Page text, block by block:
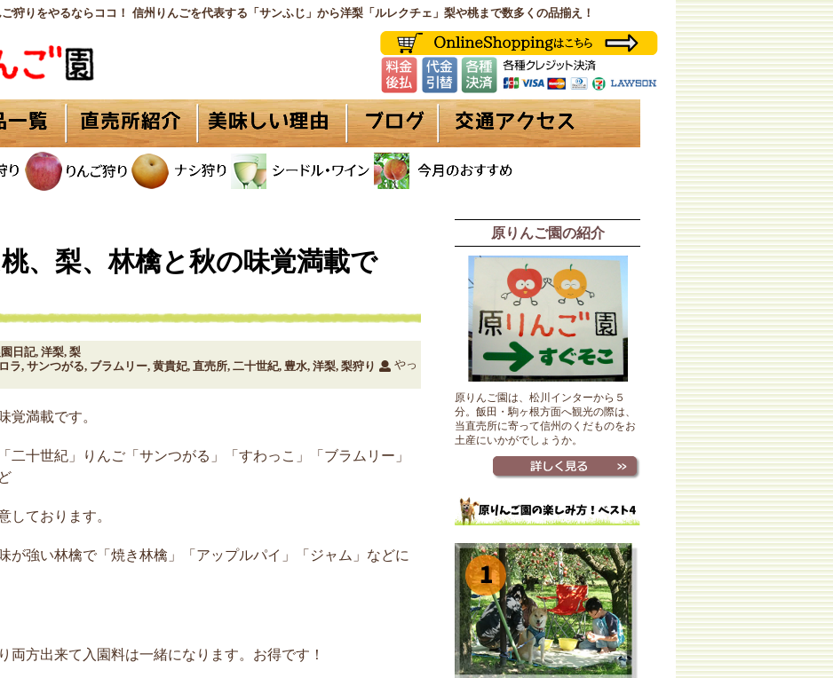
狩りをやるならココ！ 信州りんごを代表する「サンふじ」から洋梨「ルレクチェ」梨や桃まで数多くの品揃え！
、梨、林檎と秋の味覚満載で
日記, 洋梨, 梨
ラ, サンつがる, ブラムリー, 黄貴妃, 直売所, 二十世紀, 豊水, 洋梨, 梨狩り
やっ
覚満載です。
二十世紀」りんご「サンつがる」「すわっこ」「ブラムリー」
ております。
が強い林檎で「焼き林檎」「アップルパイ」「ジャム」などに
両方出来て入園料は一緒になります。お得です！
原りんご園の紹介
原りんご園は、松川インターから５
分。飯田・駒ヶ根方面へ観光の際は、
当直売所に寄って信州のくだものをお
土産にいかがでしょうか。